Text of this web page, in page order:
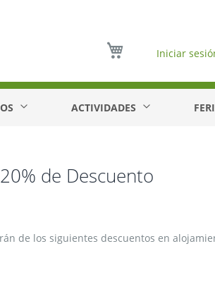
Iniciar
ACTIVIDADES
de Descuento
de los siguientes descuentos en